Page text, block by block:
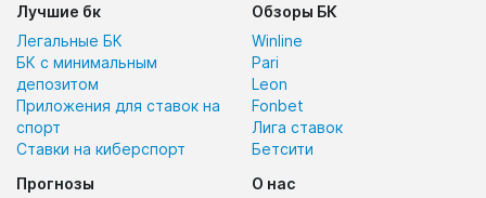
Лучшие бк
Легальные БК
БК с минимальным
депозитом
Приложения для ставок на
спорт
Ставки на киберспорт
Обзоры БК
Winline
Pari
Leon
Fonbet
Лига ставок
Бетсити
Прогнозы
О нас